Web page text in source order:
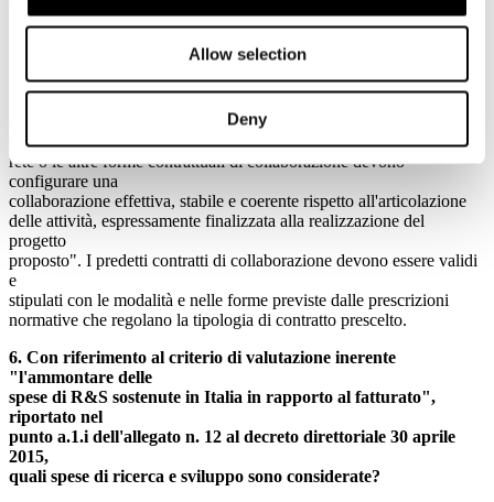
Allow selection
Deny
ministeriali 15 ottobre 2014 stabilisce che "i progetti devono essere
realizzati mediante il ricorso allo strumento del contratto di rete o ad
esemplificativo, il consorzio e l'accordo di partenariato. Il contratto
rete o le altre forme contrattuali di collaborazione devono
configurare una
collaborazione effettiva, stabile e coerente rispetto all'articolazione
delle attività, espressamente finalizzata alla realizzazione del
progetto
proposto". I predetti contratti di collaborazione devono essere validi
e
stipulati con le modalità e nelle forme previste dalle prescrizioni
normative che regolano la tipologia di contratto prescelto.
6. Con riferimento al criterio di valutazione inerente
"l'ammontare delle
spese di R&S sostenute in Italia in rapporto al fatturato",
riportato nel
punto a.1.i dell'allegato n. 12 al decreto direttoriale 30 aprile
2015,
quali spese di ricerca e sviluppo sono considerate?